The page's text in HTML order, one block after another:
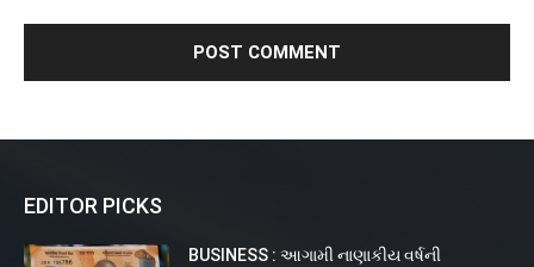
EDITOR PICKS
BUSINESS : આગામી નાણાકીય વર્ષની